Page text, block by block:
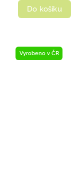
Do košíku
Vyrobeno v ČR